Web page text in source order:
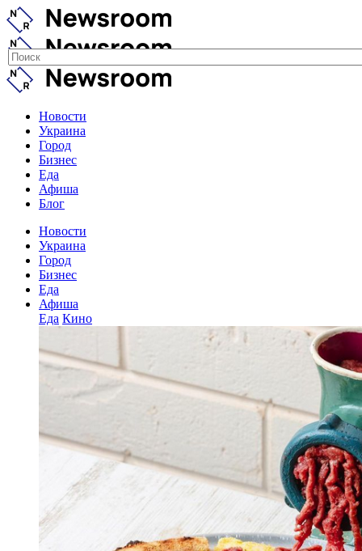
Новости
Украина
Город
Бизнес
Еда
Афиша
Блог
Новости
Украина
Город
Бизнес
Еда
Афиша
Еда Кино